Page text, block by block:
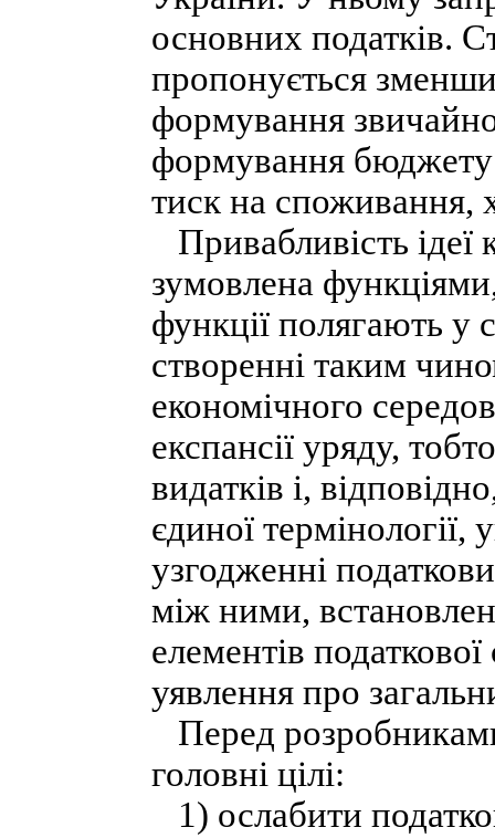
основних податків.
пропонується
формування
формування
тиск на споживання,
Привабливість ідеї
зумовлена
функції полягають у
створенні таким
економічного
експансії уряду,
видатків і,
єдиної термінології,
узгодженні
між ними,
елементів
уявлення про
Перед
головні цілі:
1) ослабити